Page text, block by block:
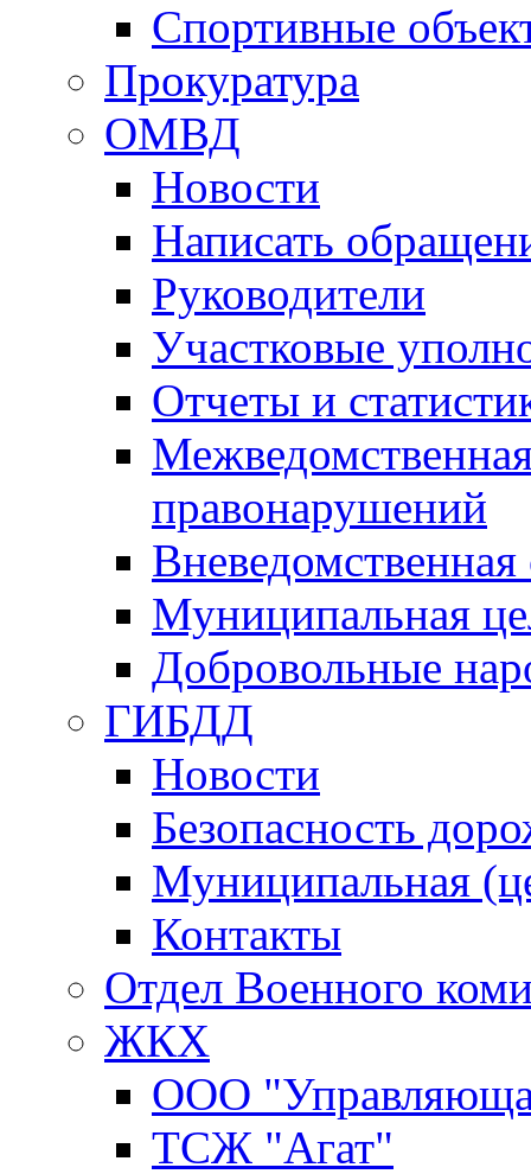
Спортивные
Прокуратура
ОМВД
Новости
Написать
Руководители
Участковые
Отчеты и
правонарушений
Вневедомственная
Муниципальная
Добровольные
ГИБДД
Новости
Безопасность
Муниципальная
Контакты
Отдел Военного
ЖКХ
ООО
ТСЖ "Агат"